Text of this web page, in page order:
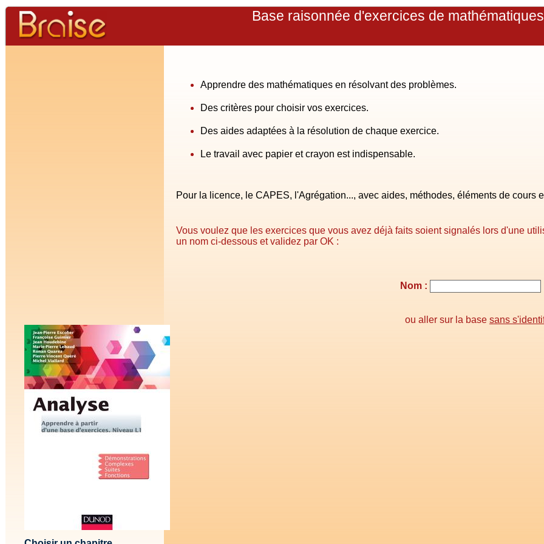
Base raisonnée d'exercices de mathématiques
Apprendre des mathématiques en résolvant des problèmes.
Des critères pour choisir vos exercices.
Des aides adaptées à la résolution de chaque exercice.
Le travail avec papier et crayon est indispensable.
Pour la licence, le CAPES, l'Agrégation..., avec aides, méthodes, éléments de cours
Vous voulez que les exercices que vous avez déjà faits soient signalés lors d'une
un nom ci-dessous et validez par OK :
Nom
ou aller sur la base sans